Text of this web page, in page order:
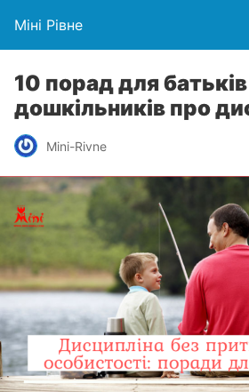
Міні Рівне
10 порад для батьків
дошкільників про
Mini-Rivne